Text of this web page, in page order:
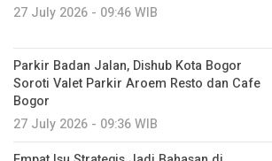
27 July 2026 - 09:46 WIB
Parkir Badan Jalan, Dishub Kota Bogor
Soroti Valet Parkir Aroem Resto dan Cafe
Bogor
27 July 2026 - 09:36 WIB